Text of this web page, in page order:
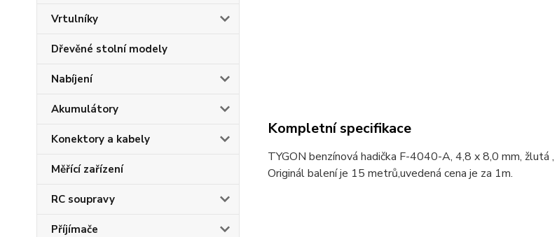
Vrtulníky
Dřevěné stolní modely
Nabíjení
Akumulátory
Konektory a kabely
Měřící zařízení
RC soupravy
Příjímače
Kompletní specifikace
TYGON benzínová hadička F-4040-A, 4,8 x 8,0 mm,
Originál balení je 15 metrů,uvedená cena je za 1m.